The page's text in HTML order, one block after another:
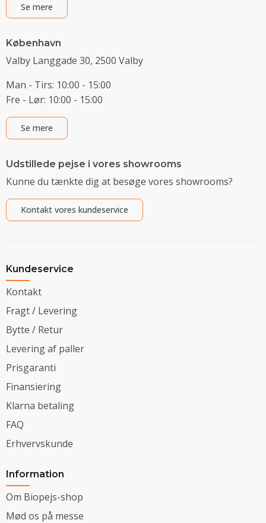
Se mere
København
Valby Langgade 30, 2500 Valby
Man - Tirs: 10:00 - 15:00
Fre - Lør: 10:00 - 15:00
Se mere
Udstillede pejse i vores showrooms
Kunne du tænkte dig at besøge vores showrooms?
Kontakt vores kundeservice
Kundeservice
Kontakt
Fragt / Levering
Bytte / Retur
Levering af paller
Prisgaranti
Finansiering
Klarna betaling
FAQ
Erhvervskunde
Information
Om Biopejs-shop
Mød os på messe